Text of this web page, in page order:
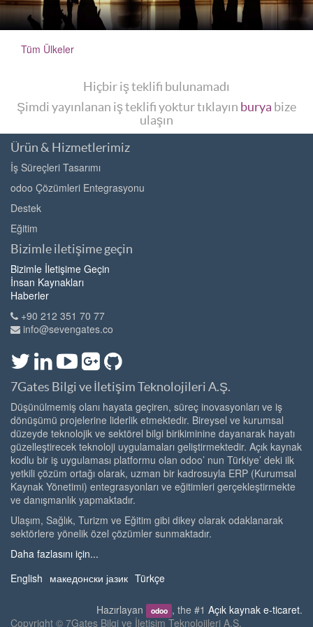
Tüm Ülkeler
Hiçbir iş teklifi bulunamadı
Şimdi yayınlanan iş teklifi yoktur tıklayın burya bize
ulaşın
Ürün & Hizmetlerimiz
İş Süreçleri Tasarımı
odoo Çözümleri Entegrasyonu
Destek
Eğitim
Bizimle iletişime geçin
Bizimle İletişime Geçin
İnsan Kaynakları
Haberler
+90 212 351 70 77
info@sevengates.co
7Gates Bilgi ve İletişim Teknolojileri A.Ş.
Düşünülmemiş olanı hayata geçiren, süreç inovasyonları ve iş
dönüşümü projelerine liderlik etmektedir. Bireysel ve kurumsal
düzeyde teknolojik ve sektörel bilgi birikiminine dayanarak hayatı
güzelleştirecek teknoloji uygulamaları geliştirmektedir. Açık kaynak
kodlu bir iş uygulaması platformu olan odoo’ nun Türkiye’ deki ilk
yetkili çözüm ortağı olarak, uzman bir kadrosuyla ERP (Kurumsal
Kaynak Yönetimi) entegrasyonları ve eğitimleri gerçekleştirmekte
ve danışmanlık yapmaktadır.
Ulaşım, Sağlık, Turizm ve Eğitim gibi dikey olarak odaklanarak
sektörlere yönelik özel çözümler sunmaktadır.
Daha fazlasını için...
English македонски јазик Türkçe
Hazırlayan odoo , the #1 Açık kaynak e-ticaret.
Copyright © 7Gates Bilgi ve İletişim Teknolojileri A.Ş.